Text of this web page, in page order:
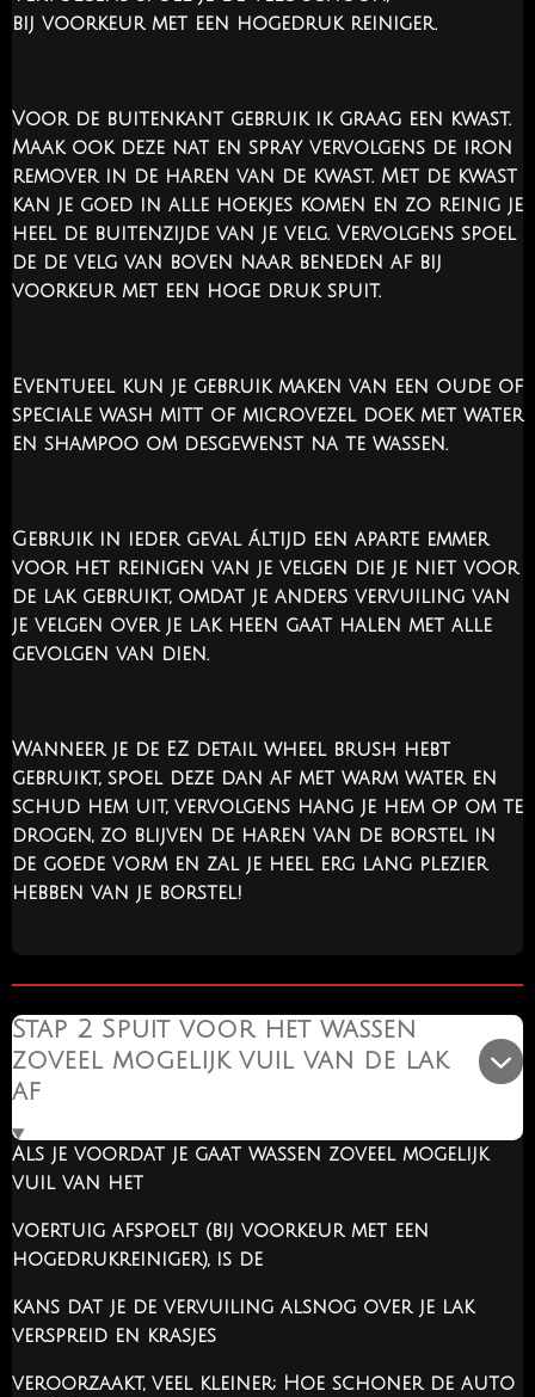
bij voorkeur met een hogedruk reiniger.
Voor de buitenkant gebruik ik graag een kwast.
Maak ook deze nat en spray vervolgens de iron
remover in de haren van de kwast. Met de kwast
kan je goed in alle hoekjes komen en zo reinig je
heel de buitenzijde van je velg. Vervolgens spoel
de de velg van boven naar beneden af bij
voorkeur met een hoge druk spuit.
Eventueel kun je gebruik maken van een oude of
speciale wash mitt of microvezel doek met water
en shampoo om desgewenst na te wassen.
Gebruik in ieder geval áltijd een aparte emmer
voor het reinigen van je velgen die je niet voor
de lak gebruikt, omdat je anders vervuiling van
je velgen over je lak heen gaat halen met alle
gevolgen van dien.
Wanneer je de EZ detail wheel brush hebt
gebruikt, spoel deze dan af met warm water en
schud hem uit, vervolgens hang je hem op om te
drogen, zo blijven de haren van de borstel in
de goede vorm en zal je heel erg lang plezier
hebben van je borstel!
Stap 2 Spuit voor het wassen
zoveel mogelijk vuil van de lak
af
Als je voordat je gaat wassen zoveel mogelijk
vuil van het
voertuig afspoelt (bij voorkeur met een
hogedrukreiniger), is de
kans dat je de vervuiling alsnog over je lak
verspreid en krasjes
veroorzaakt, veel kleiner; Hoe schoner de auto